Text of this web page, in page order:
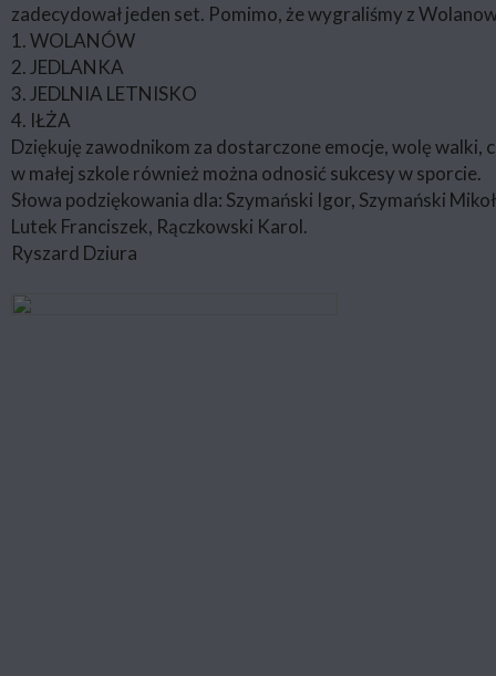
zadecydował jeden set. Pomimo, że wygraliśmy z
1. WOLANÓW
2. JEDLANKA
3. JEDLNIA LETNISKO
4. IŁŻA
Dziękuję zawodnikom za dostarczone emocje, wolę walki,
w małej szkole również można odnosić sukcesy w sporcie.
Słowa podziękowania dla: Szymański Igor, Szymański
Lutek Franciszek, Rączkowski Karol.
Ryszard Dziura